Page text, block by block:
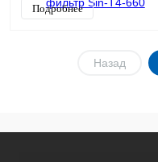
Подробнее
Назад